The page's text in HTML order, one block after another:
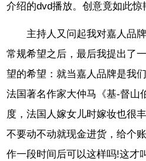
介绍的dvd播放。创意竟如此惊
主持人又问起我对嘉人品
常规希望之后，最后我提出了
望的希望：就当嘉人品牌是我
法国著名作家大仲马《基-督山
度，法国人嫁女儿时嫁妆也很
不要动不动就现金进货，给个
作一段时间后可以这样吗!这才